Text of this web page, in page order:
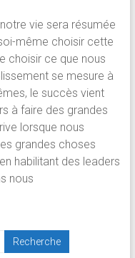
vie sera résumée
même choisir cette
choisir ce que nous
se mesure à
le succès vient
à faire des grandes
lorsque nous
grandes choses
habilitant des leaders
nous